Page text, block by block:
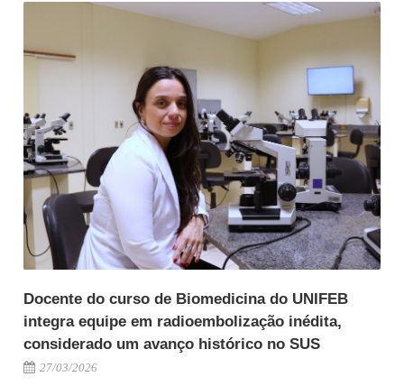
Docente do curso de Biomedicina do UNIFEB
integra equipe em radioembolização inédita,
considerado um avanço histórico no SUS
27/03/2026